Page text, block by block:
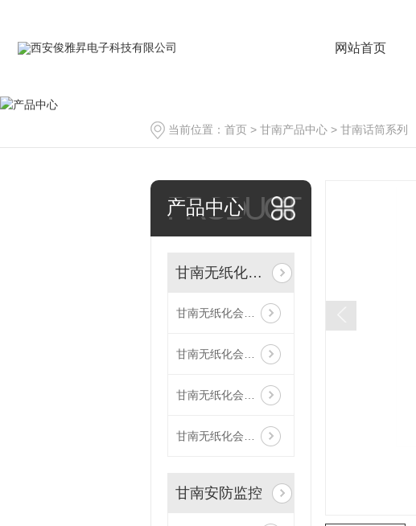
网站首页
当前位置： 首页 > 甘南产品中心 > 甘南话筒系列
PRODUCT
产品中心
甘南无纸化会议
甘南无纸化会议系统安装
甘南无纸化会议系统
甘南无纸化会议系统安装
甘南无纸化会议系统
甘南安防监控